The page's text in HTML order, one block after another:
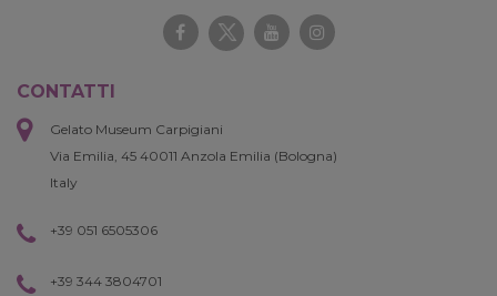
CONTATTI
Gelato Museum Carpigiani
Via Emilia, 45 40011 Anzola Emilia (Bologna)
Italy
+39 051 6505306
+39 344 3804701